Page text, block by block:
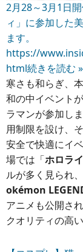
2月28～3月1日
ィ」に参加した
ます。
https://
html続きを読む »
寒さも和らぎ、
和の中イベント
ラマンが参加し
用制限を設け、
安全で快適にイ
場では「ホロラ
ルが多く見られ
okémon
アニメも公開さ
クオリティの高